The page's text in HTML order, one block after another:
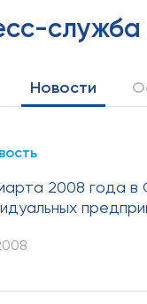
служба
Новости
2008 года в